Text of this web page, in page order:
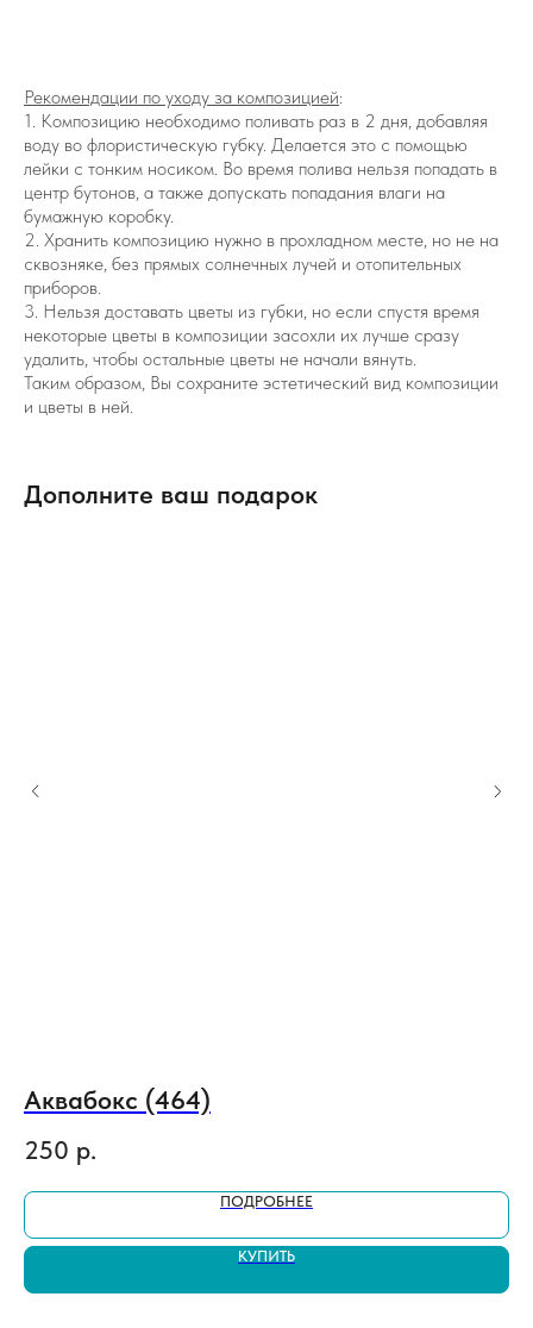
Рекомендации по уходу за композицией:
1. Композицию необходимо поливать раз в 2 дня, добавляя
воду во флористическую губку. Делается это с помощью
лейки с тонким носиком. Во время полива нельзя попадать в
центр бутонов, а также допускать попадания влаги на
бумажную коробку.
2. Хранить композицию нужно в прохладном месте, но не на
сквозняке, без прямых солнечных лучей и отопительных
приборов.
3. Нельзя доставать цветы из губки, но если спустя время
некоторые цветы в композиции засохли их лучше сразу
удалить, чтобы остальные цветы не начали вянуть.
Таким образом, Вы сохраните эстетический вид композиции
и цветы в ней.
Дополните ваш подарок
Аквабокс (464)
250 р.
ПОДРОБНЕЕ
КУПИТЬ